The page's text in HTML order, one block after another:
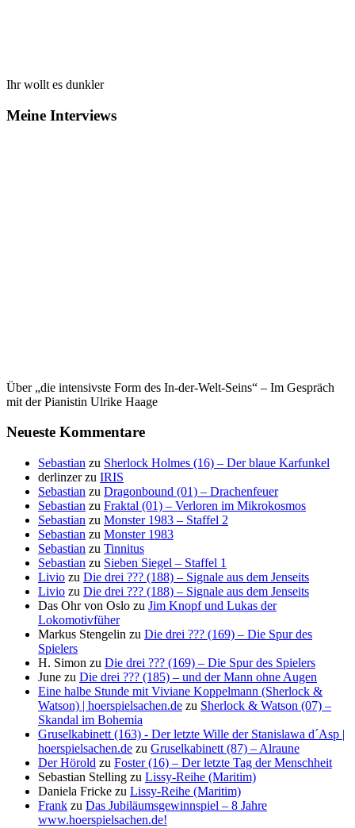
Ihr wollt es dunkler
Meine Interviews
Über „die intensivste Form des In-der-Welt-Seins“ – Im Gespräch
mit der Pianistin Ulrike Haage
Neueste Kommentare
Sebastian zu Sherlock Holmes (16) – Der blaue Karfunkel
derlinzerzu IRIS
Sebastian zu Dragonbound (01) – Drachenfeuer
Sebastian zu Fraktal (01) – Verloren im Mikrokosmos
Sebastian zu Monster 1983 – Staffel 2
Sebastian zu Monster 1983
Sebastian zu Tinnitus
Sebastian zu Sieben Siegel – Staffel 1
Livio zu Die drei ??? (188) – Signale aus dem Jenseits
Livio zu Die drei ??? (188) – Signale aus dem Jenseits
Das Ohr von Oslo zu Jim Knopf und Lukas der
Lokomotivfüher
Markus Stengelin zu Die drei ??? (169) – Die Spur des
Spielers
H. Simon zu Die drei ??? (169) – Die Spur des Spielers
June zu Die drei ??? (185) – und der Mann ohne Augen
Eine halbe Stunde mit Viviane Koppelmann (Sherlock &
Watson) | hoerspielsachen.de zu Sherlock & Watson (07) –
Skandal im Bohemia
Gruselkabinett (163) - Der letzte Wille der Stanislawa d´Asp |
hoerspielsachen.de zu Gruselkabinett (87) – Alraune
Der Hörold zu Foster (16) – Der letzte Tag der Menschheit
Sebastian Stelling zu Lissy-Reihe (Maritim)
Daniela Fricke zu Lissy-Reihe (Maritim)
Frank zu Das Jubiläumsgewinnspiel – 8 Jahre
www.hoerspielsachen.de!